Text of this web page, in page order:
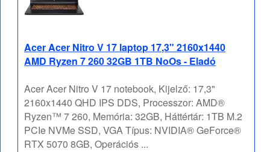
Acer Acer Nitro V 17 laptop 17,3" 2160x1440
AMD Ryzen 7 260 32GB 1TB NoOs - Eladó
Acer Acer Nitro V 17 notebook, Kijelző: 17,3"
2160x1440 QHD IPS DDS, Processzor: AMD®
Ryzen™ 7 260, Memória: 32GB, Háttértár: 1TB M.2
PCIe NVMe SSD, VGA Típus: NVIDIA® GeForce®
RTX 5070 8GB, Operációs ...